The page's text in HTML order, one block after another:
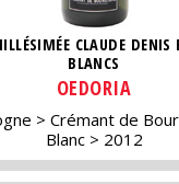
CLAUDE DENIS
BLANCS
OEDORIA
Crémant de
Blanc
2012